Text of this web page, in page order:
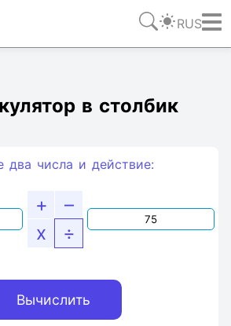
RUS
в столбик
два числа и действие:
+
–
x
÷